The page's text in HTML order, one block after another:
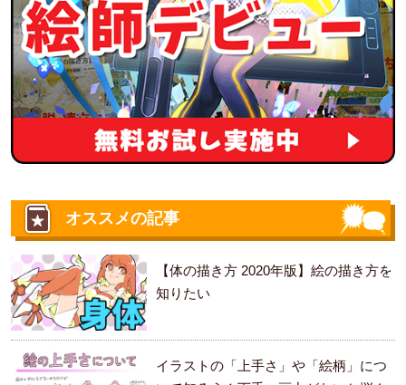
オススメの記事
【体の描き方 2020年版】絵の描き方を
知りたい
イラストの「上手さ」や「絵柄」につ